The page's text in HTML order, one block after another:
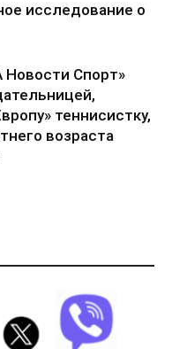
исследование о
Новости Спорт»
теннисистку,
возраста